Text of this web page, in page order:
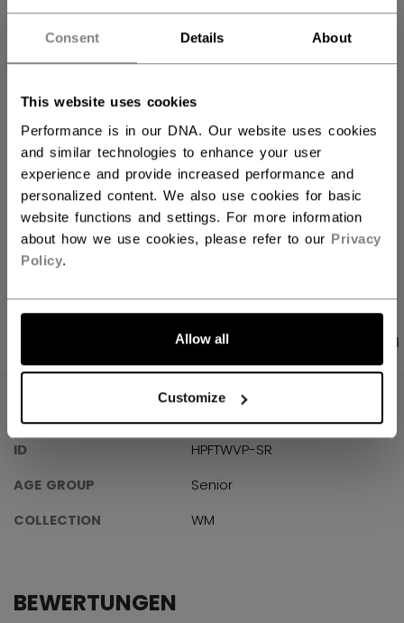
Consent Details About
This website uses cookies
Performance is in our DNA. Our website uses cookies
and similar technologies to enhance your user
experience and provide increased performance and
personalized content. We also use cookies for basic
website functions and settings. For more information
about how we use cookies, please refer to our Privacy
Policy.
Allow all
Customize
IN DEN WARENKORB
FILIALVERFÜGBARKEIT
Versandbestimmungen
Kostenfreie Rücksendungen
ANGABEN BEWERTUNGEN
ANGABEN
ID
HPFTWVP-SR
AGE GROUP
Senior
COLLECTION
WM
BEWERTUNGEN